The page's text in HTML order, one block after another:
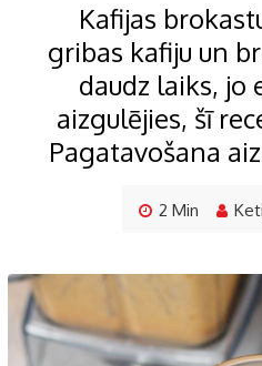
Kafijas
gribas kafiju un
daudz laiks, jo
aizgulējies, šī
Pagatavošana
2 Min